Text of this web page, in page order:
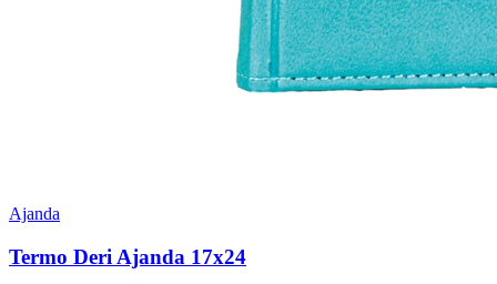
Ajanda
Termo Deri Ajanda 17x24